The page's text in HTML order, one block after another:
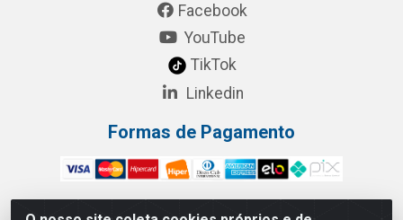
Facebook
YouTube
TikTok
Linkedin
Formas de Pagamento